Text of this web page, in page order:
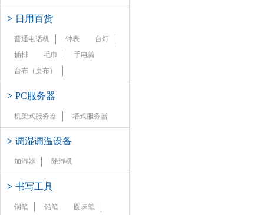
> 日用百货
普通电话机 钟表
台灯
插排
毛巾
手电筒
台布（桌布）
> PC服务器
机架式服务器 塔式服务器
> 调湿调温设备
加湿器 除湿机
> 书写工具
钢笔 铅笔
圆珠笔